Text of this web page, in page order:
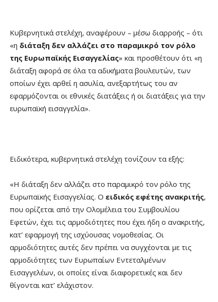
Κυβερνητικά στελέχη, αναφέρουν – μέσω διαρροής – ότι
«η διάταξη δεν αλλάζει στο παραμικρό τον ρόλο
της Ευρωπαϊκής Εισαγγελίας» και προσθέτουν ότι «η
διάταξη αφορά σε όλα τα αδικήματα βουλευτών, των
οποίων έχει αρθεί η ασυλία, ανεξαρτήτως του αν
εφαρμόζονται οι εθνικές διατάξεις ή οι διατάξεις για την
ευρωπαϊκή εισαγγελία».
Ειδικότερα, κυβερνητικά στελέχη τονίζουν τα εξής:
«Η διάταξη δεν αλλάζει στο παραμικρό τον ρόλο της
Ευρωπαϊκής Εισαγγελίας. Ο ειδικός εφέτης ανακριτής,
που ορίζεται από την Ολομέλεια του Συμβουλίου
Εφετών, έχει τις αρμοδιότητες που έχει ήδη ο ανακριτής,
κατ’ εφαρμογή της ισχύουσας νομοθεσίας. Οι
αρμοδιότητες αυτές δεν πρέπει να συγχέονται με τις
αρμοδιότητες των Ευρωπαίων Εντεταλμένων
Εισαγγελέων, οι οποίες είναι διαφορετικές και δεν
θίγονται κατ’ ελάχιστον.